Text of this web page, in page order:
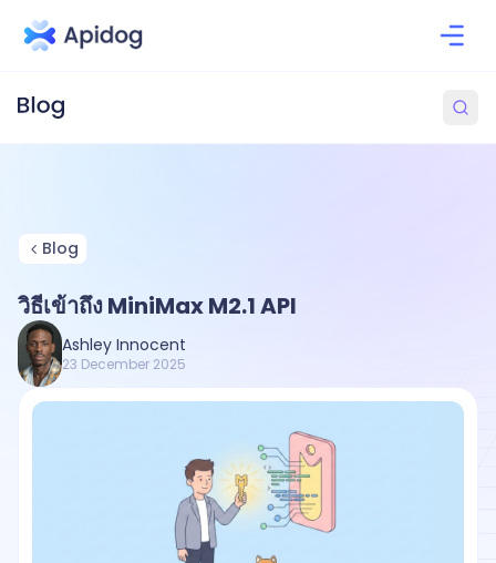
Blog
วิธีเข้าถึง MiniMax M2.1 API
Ashley Innocent
23 December 2025